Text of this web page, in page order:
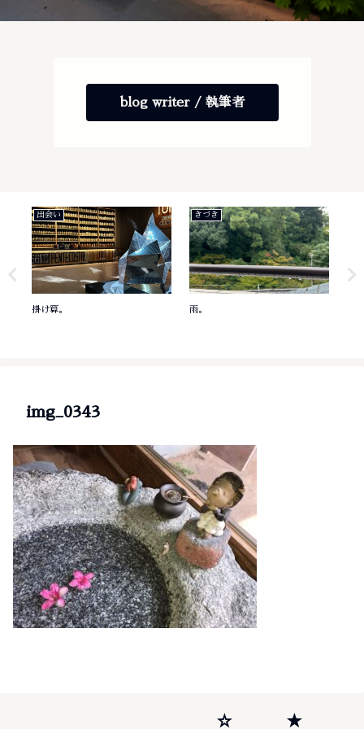
blog writer / 執筆者
出会い
掛け算。
きづき
雨。
img_0343
☆ ★